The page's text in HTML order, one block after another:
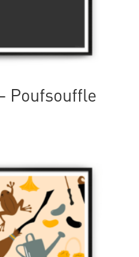
Poufsouffle